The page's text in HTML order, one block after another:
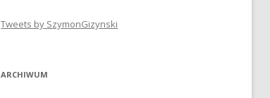
Tweets by SzymonGizynski
ARCHIWUM